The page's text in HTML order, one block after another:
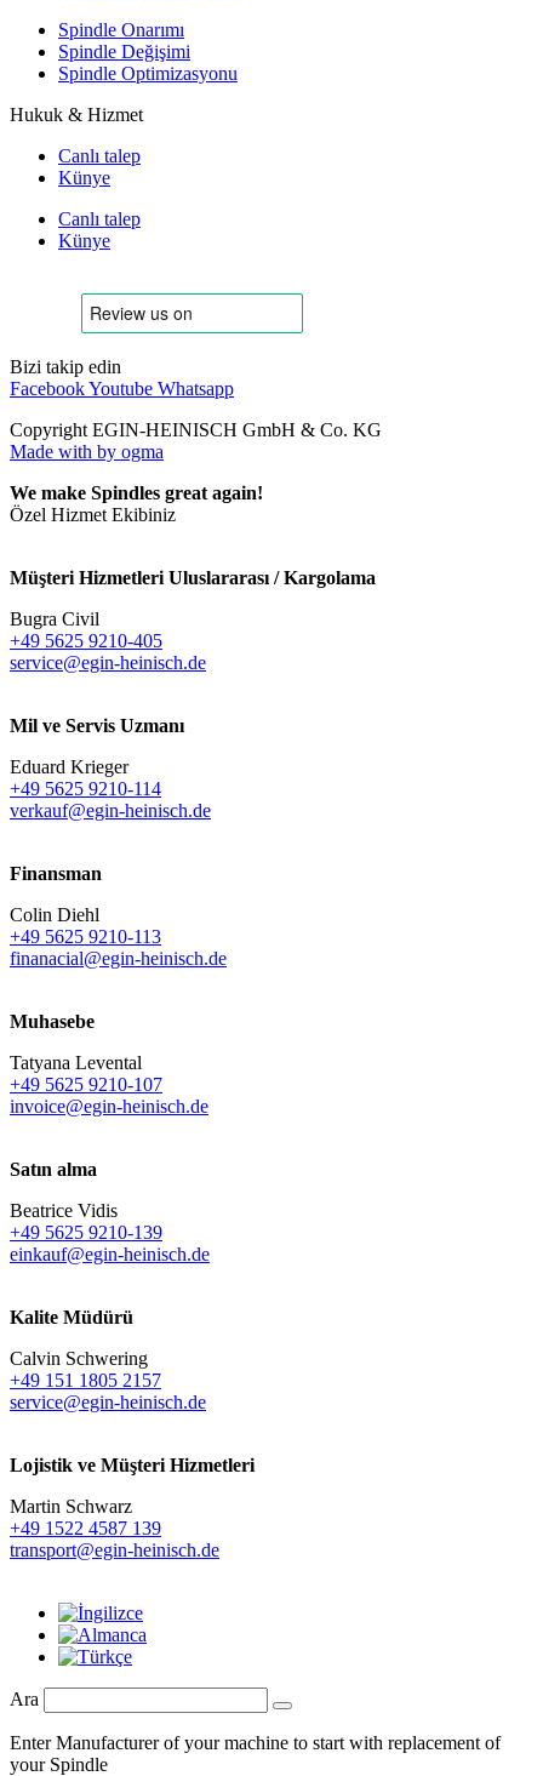
Spindle Onarımı
Spindle Değişimi
Spindle Optimizasyonu
Hukuk & Hizmet
Canlı talep
Künye
Canlı talep
Künye
Bizi takip edin
FacebookYoutube Whatsapp
Copyright EGIN-HEINISCH GmbH & Co. KG
Made with by ogma
We make Spindles great again!
Özel Hizmet Ekibiniz
Müşteri Hizmetleri Uluslararası / Kargolama
Bugra Civil
+49 5625 9210-405
service@egin-heinisch.de
Mil ve Servis Uzmanı
Eduard Krieger
+49 5625 9210-114
verkauf@egin-heinisch.de
Finansman
Colin Diehl
+49 5625 9210-113
finanacial@egin-heinisch.de
Muhasebe
Tatyana Levental
+49 5625 9210-107
invoice@egin-heinisch.de
Satın alma
Beatrice Vidis
+49 5625 9210-139
einkauf@egin-heinisch.de
Kalite Müdürü
Calvin Schwering
+49 151 1805 2157
service@egin-heinisch.de
Lojistik ve Müşteri Hizmetleri
Martin Schwarz
+49 1522 4587 139
transport@egin-heinisch.de
Ara
Enter Manufacturer of your machine to start with replacement of
your Spindle